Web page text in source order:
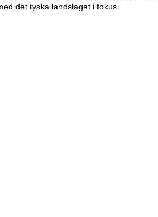
det tyska landslaget i fokus.